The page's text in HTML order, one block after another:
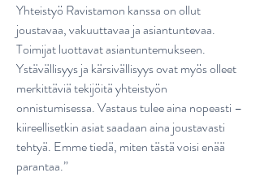
Yhteistyö Ravistamon kanssa on ollut
joustavaa, vakuuttavaa ja asiantuntevaa.
Toimijat luottavat asiantuntemukseen.
Ystävällisyys ja kärsivällisyys ovat myös olleet
merkittäviä tekijöitä yhteistyön
onnistumisessa. Vastaus tulee aina nopeasti –
kiireellisetkin asiat saadaan aina joustavasti
tehtyä. Emme tiedä, miten tästä voisi enää
parantaa.”